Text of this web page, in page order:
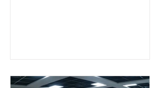
negociações das empregadas e dos